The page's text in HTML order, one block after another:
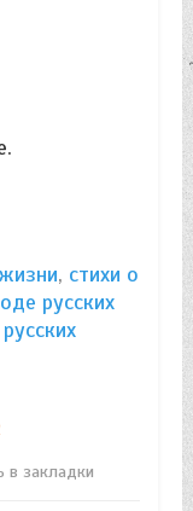
, стихи о
русских
в закладки